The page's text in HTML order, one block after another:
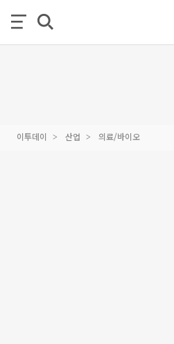
이투데이 산업 의료/바이오